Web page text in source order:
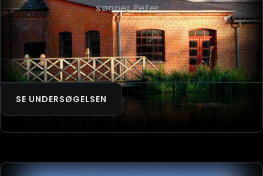
sønner Peter...
SE UNDERSØGELSEN